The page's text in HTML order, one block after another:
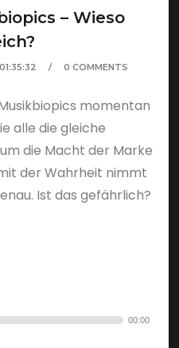
– Wieso
01:35:32 0 COMMENTS
momentan
alle die gleiche
die Macht der Marke
der Wahrheit nimmt
Ist das gefährlich?
00:00